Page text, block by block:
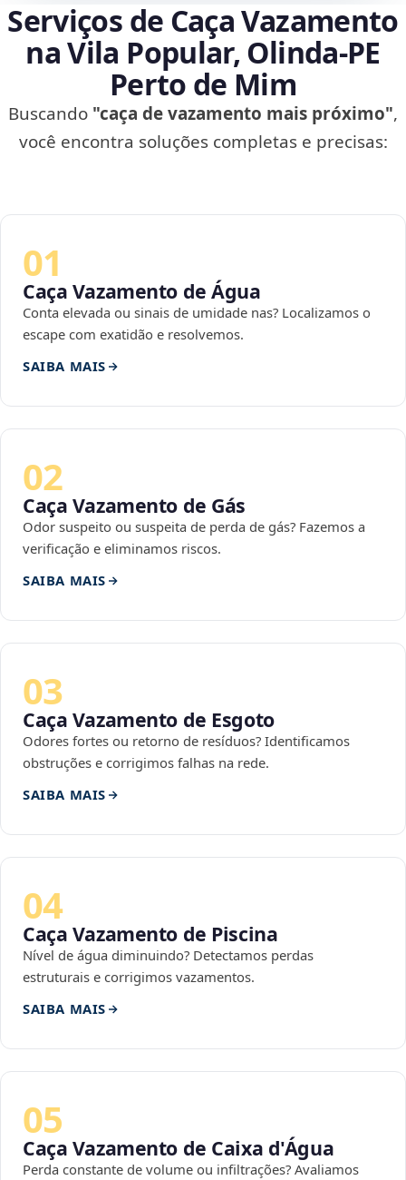
Serviços de Caça Vazamento
na Vila Popular, Olinda‑PE
Perto de Mim
Buscando "caça de vazamento mais próximo",
você encontra soluções completas e precisas:
01
Caça Vazamento de Água
Conta elevada ou sinais de umidade nas? Localizamos o
escape com exatidão e resolvemos.
SAIBA MAIS
02
Caça Vazamento de Gás
Odor suspeito ou suspeita de perda de gás? Fazemos a
verificação e eliminamos riscos.
SAIBA MAIS
03
Caça Vazamento de Esgoto
Odores fortes ou retorno de resíduos? Identificamos
obstruções e corrigimos falhas na rede.
SAIBA MAIS
04
Caça Vazamento de Piscina
Nível de água diminuindo? Detectamos perdas
estruturais e corrigimos vazamentos.
SAIBA MAIS
05
Caça Vazamento de Caixa d'Água
Perda constante de volume ou infiltrações? Avaliamos